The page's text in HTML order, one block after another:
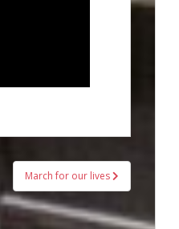
March for our lives